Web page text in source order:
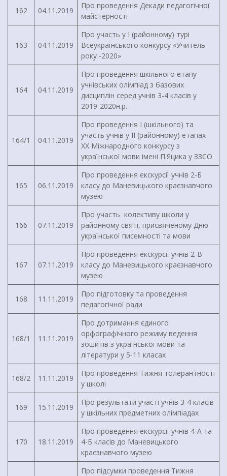
162 04.11.2019
Про проведення Декади педагогічної
майстерності
163 04.11.2019
Про участь у І (районному) турі
Всеукраїнського конкурсу «Учитель
року -2020»
164 04.11.2019
Про проведення шкільного етапу
учнівських олімпіад з базових
дисциплін серед учнів 3-4 класів у
2019-2020н.р.
164/1 04.11.2019
Про проведення І (шкільного) та
участь учнів у ІІ (районному) етапах
ХХ Міжнародного конкурсу з
української мови імені П.Яцика у ЗЗСО
165 06.11.2019
Про проведення екскурсії учнів 2-Б
класу до Маневицького краєзнавчого
музею
166 07.11.2019
Про участь колективу школи у
районному святі, присвяченому Дню
української писемності та мови
167 07.11.2019
Про проведення екскурсії учнів 2-В
класу до Маневицького краєзнавчого
музею
168 11.11.2019
Про підготовку та проведення
педагогічної ради
168/1 11.11.2019
Про дотримання єдиного
орфографічного режиму ведення
зошитів з української мови та
літератури у 5-11 класах
168/2 11.11.2019
Про проведення Тижня толерантності
у школі
169 15.11.2019
Про результати участі учнів 3-4 класів
у шкільних предметних олімпіадах
170 18.11.2019
Про проведення екскурсії учнів 4-А та
4-Б класів до Маневицького
краєзнавчого музею
Про підсумки проведення Тижня